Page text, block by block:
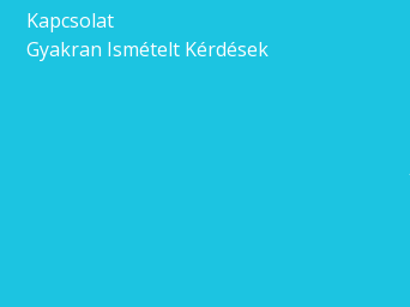
Kapcsolat
Gyakran Ismételt Kérdések